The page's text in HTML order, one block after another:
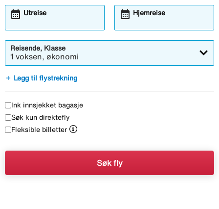
Utreise
calendar_month Hjemreise
calendar_month
Reisende, Klasse
1 voksen, økonomi
add Legg til flystrekning
Ink innsjekket bagasje
Søk kun direktefly
Fleksible billetter
Søk fly